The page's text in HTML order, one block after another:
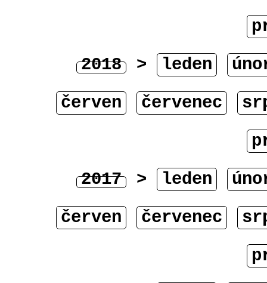
2018 > leden
červen
červenec
2017 > leden
červen
červenec